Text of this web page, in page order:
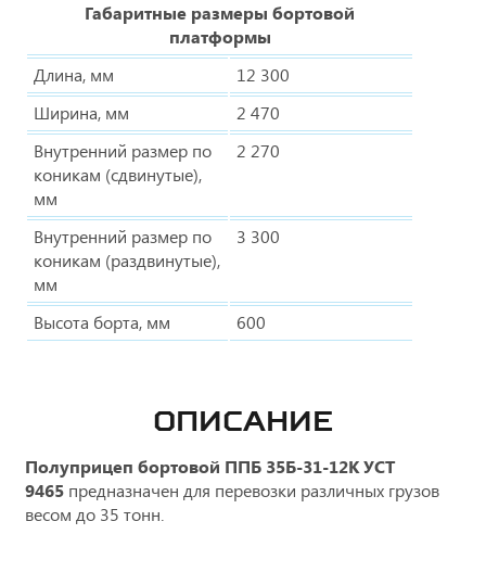
Габаритные размеры бортовой
платформы
Длина, мм
12 300
Ширина, мм
2 470
Внутренний размер по
коникам (сдвинутые),
мм
2 270
Внутренний размер по
коникам (раздвинутые),
мм
3 300
Высота борта, мм 600
ОПИСАНИЕ
Полуприцеп бортовой ППБ 35Б-31-12К УСТ
9465 предназначен для перевозки различных грузов
весом до 35 тонн.